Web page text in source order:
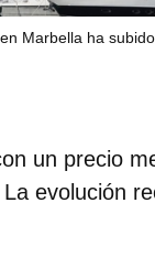
Marbella ha
un precio
evolución